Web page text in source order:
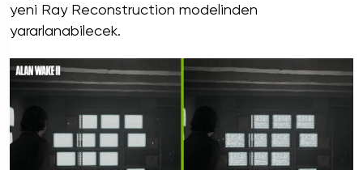
yeni Ray Reconstruction modelinden
yararlanabilecek.